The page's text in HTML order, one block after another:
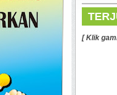
[ Klik